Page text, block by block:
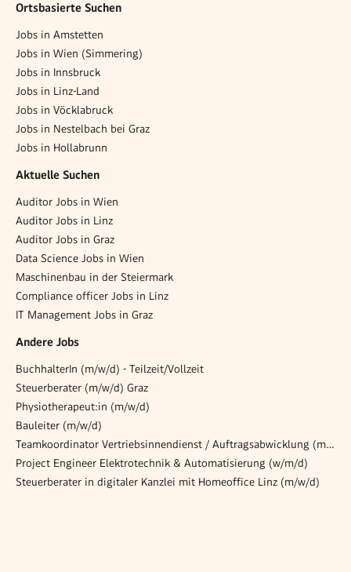
Ortsbasierte Suchen
Jobs in Amstetten
Jobs in Wien (Simmering)
Jobs in Innsbruck
Jobs in Linz-Land
Jobs in Vöcklabruck
Jobs in Nestelbach bei Graz
Jobs in Hollabrunn
Aktuelle Suchen
Auditor Jobs in Wien
Auditor Jobs in Linz
Auditor Jobs in Graz
Data Science Jobs in Wien
Maschinenbau in der Steiermark
Compliance officer Jobs in Linz
IT Management Jobs in Graz
Andere Jobs
BuchhalterIn (m/w/d) - Teilzeit/Vollzeit
Steuerberater (m/w/d) Graz
Physiotherapeut:in (m/w/d)
Bauleiter (m/w/d)
Teamkoordinator Vertriebsinnendienst / Auftragsabwicklung (m/w/d)
Project Engineer Elektrotechnik & Automatisierung (w/m/d)
Steuerberater in digitaler Kanzlei mit Homeoffice Linz (m/w/d)